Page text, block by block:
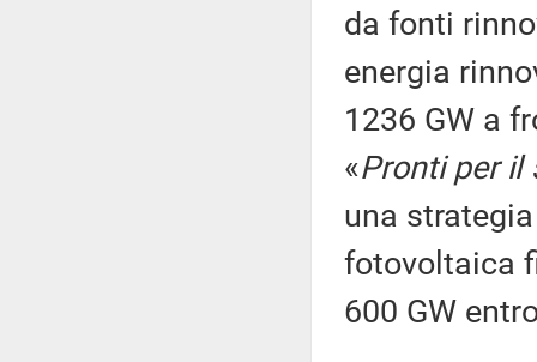
da fonti
energia
1236 GW a
«Pronti per il
una
fotovoltaica
600 GW